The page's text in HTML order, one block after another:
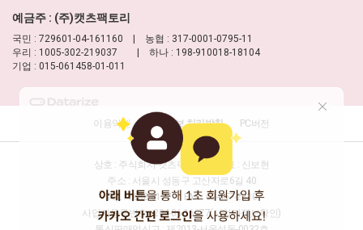
예금주 : (주)캣츠팩토리
국민 : 729601-04-161160 | 농협 : 317-0001-0795-11
우리 : 1005-302-219037 | 하나 : 198-910018-18104
기업 : 015-061458-01-011
이용약관 개인정보 처리방침 PC버전
상호 : 주식회사 캣츠팩토리
대표 : 신보현
주소 : 서울시 성동구 고산자로6길 40
TEL : 1688-8177
FAX : 02-457-2330
사업자등록번호 : 204-86-16277(사업자정보확인)